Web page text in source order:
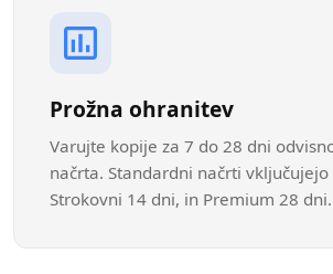
Prožna ohranitev
Varujte kopije za 7 do 28 dni
načrta. Standardni načrti vključujejo
Strokovni 14 dni, in Premium 28 dni.